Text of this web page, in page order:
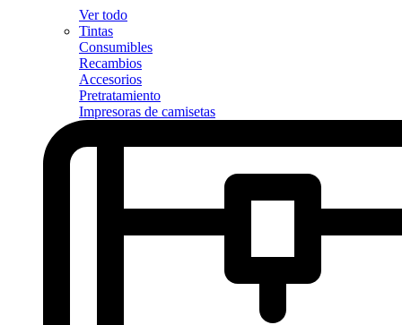
Ver todo
Tintas
Consumibles
Recambios
Accesorios
Pretratamiento
Impresoras de camisetas